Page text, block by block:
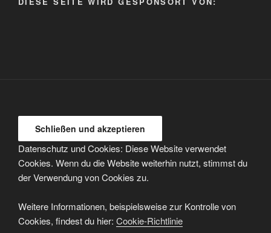
Datenschutz und Cookies: Diese Website verwendet
Cookies. Wenn du die Website weiterhin nutzt, stimmst du
der Verwendung von Cookies zu.
Weitere Informationen, beispielsweise zur Kontrolle von
Cookies, findest du hier: Cookie-Richtlinie